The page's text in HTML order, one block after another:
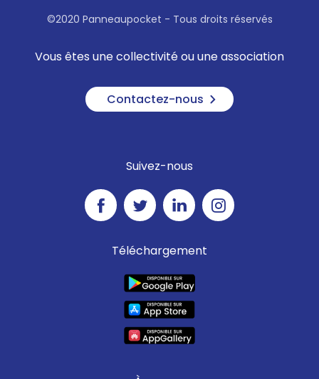
©2020 Panneaupocket - Tous droits réservés
Vous êtes une collectivité ou une association
Contactez-nous
Suivez-nous
Téléchargement